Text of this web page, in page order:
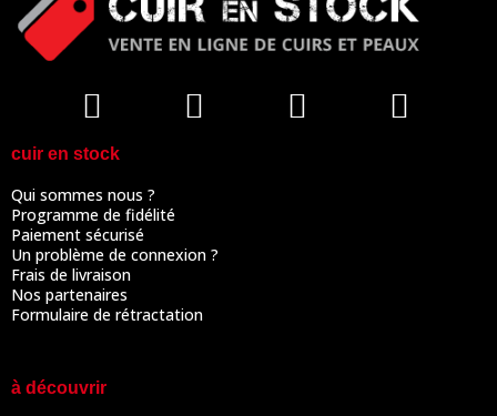
cuir en stock
Qui sommes nous ?
Programme de fidélité
Paiement sécurisé
Un problème de connexion ?
Frais de livraison
Nos partenaires
Formulaire de rétractation
à découvrir